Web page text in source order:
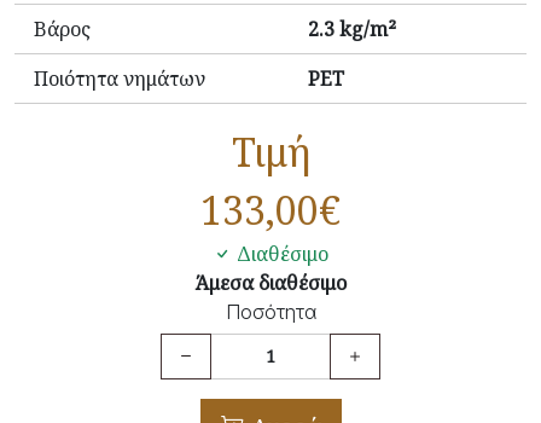
Βάρος
2.3 kg/m²
Ποιότητα νημάτων
PET
Τιμή
133,00€
Διαθέσιμο
Άμεσα διαθέσιμο
Ποσότητα